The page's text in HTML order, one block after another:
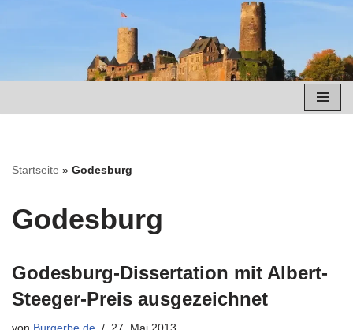
springen
Startseite » Godesburg
Godesburg
Godesburg-Dissertation mit Albert-
Steeger-Preis ausgezeichnet